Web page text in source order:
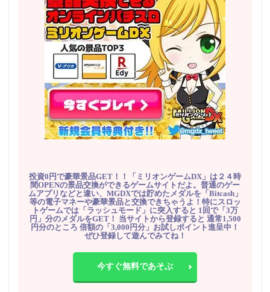
投資0円で豪華景品GET！！「ミリオンゲームDX」は２４時
間OPENの景品交換ができるゲームサイトだよ。普通のゲー
ムアプリなどと違い、MGDXでは貯めたメダルを「Bitcash」
等の電子マネーや豪華景品と交換できちゃうよ！特にスロッ
トゲームでは「ラッシュモード」に突入すると 1回で「3万
円」分のメダルをGET！ 当サイトから登録すると 通常1,500
円分のところ 倍額の「3,000円分」お試しポイント進呈中！
ぜひ登録して遊んでみてね！
今すぐ無料であそぶ